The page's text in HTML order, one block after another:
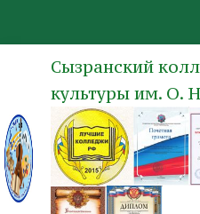
Сызранский
культуры им. О.